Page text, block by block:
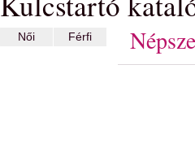
Női Férfi